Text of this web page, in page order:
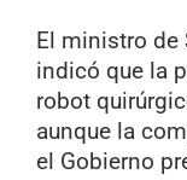
El ministro de
indicó que la
robot
aunque la
el Gobierno